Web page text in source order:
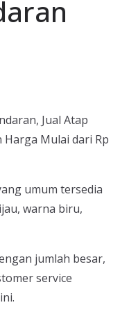
Jual Atap
Harga Mulai dari Rp
umum tersedia
warna biru,
jumlah besar,
service